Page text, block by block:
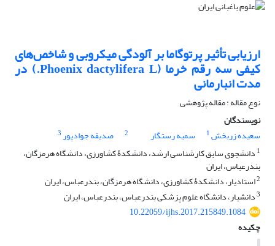
ارزیابی تأثیر پرتوگاما بر آلودگی میکروبی و شاخص‌های
کیفی سه رقم خرما (Phoenix dactylifera L.) در
مدت انبارمانی
نوع مقاله : مقاله پژوهشی
نویسندگان
سعیده زربخش1 سمیه رستگار 2 صدیقه جوادپور3
1 دانشجوی سابق کارشناسی ارشد، دانشکدۀ کشاورزی، دانشگاه هرمزگان،
بندرعباس، ایران
2استادیار، دانشکدۀ کشاورزی، دانشگاه هرمزگان، بندرعباس، ایران
3دانشیار، دانشگاه علوم پزشکی بندرعباس، بندرعباس، ایران
10.22059/ijhs.2017.215849.1084
چکیده